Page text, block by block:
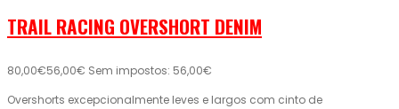
TRAIL RACING OVERSHORT DENIM
80,00€56,00€ Sem impostos: 56,00€
Overshorts excepcionalmente leves e largos com cinto de